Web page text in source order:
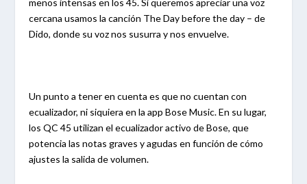
menos intensas en los 45. Si queremos apreciar una voz
cercana usamos la canción The Day before the day – de
Dido, donde su voz nos susurra y nos envuelve.
Un punto a tener en cuenta es que no cuentan con
ecualizador, ni siquiera en la app Bose Music. En su lugar,
los QC 45 utilizan el ecualizador activo de Bose, que
potencia las notas graves y agudas en función de cómo
ajustes la salida de volumen.